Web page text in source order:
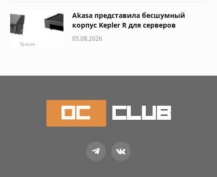
Akasa представила бесшумный
корпус Kepler R для серверов
05.08.2026
TelegramVKontakte